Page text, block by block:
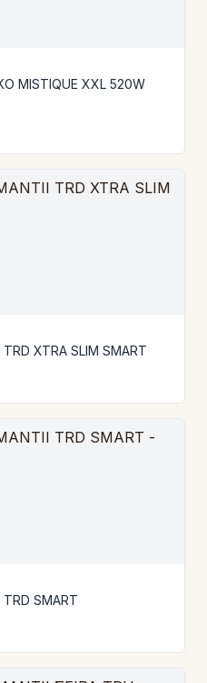
MISTIQUE XXL 520W
ΗΛΕΚΤΡΙΚΟ ΤΖΑΚΙ AMANTΙI TRD XTRA SLIM SMART
ΗΛΕΚΤΡΙΚΟ ΤΖΑΚΙ AMANTΙI TRD SMART